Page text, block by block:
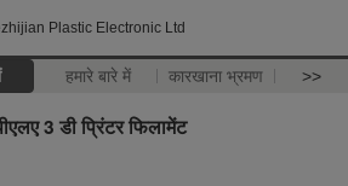
Plastic Electronic Ltd
हमारे बारे में कारखाना भ्रमण >>
3 डी प्रिंटर फिलामेंट